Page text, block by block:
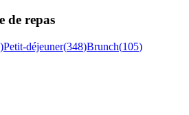
de repas
)Petit-déjeuner(348)Brunch(105)